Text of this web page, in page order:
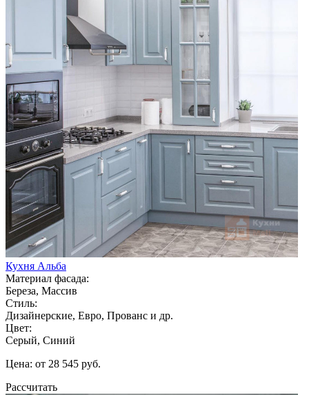
Кухня Альба
Материал фасада:
Береза, Массив
Стиль:
Дизайнерские, Евро, Прованс и др.
Цвет:
Серый, Синий
Цена: от 28 545 руб.
Рассчитать